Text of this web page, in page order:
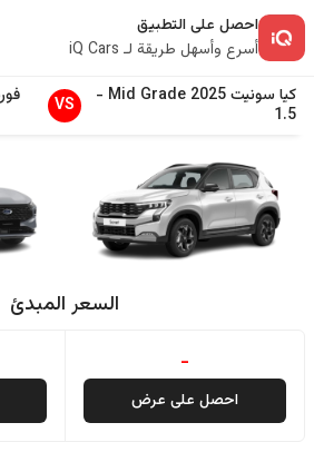
احصل على التطبيق
أسرع وأسهل طريقة لـ iQ Cars
كيا سونيت2025
Mid Grade
-
1.5
VS
السعر المبدئ
-
احصل على عرض